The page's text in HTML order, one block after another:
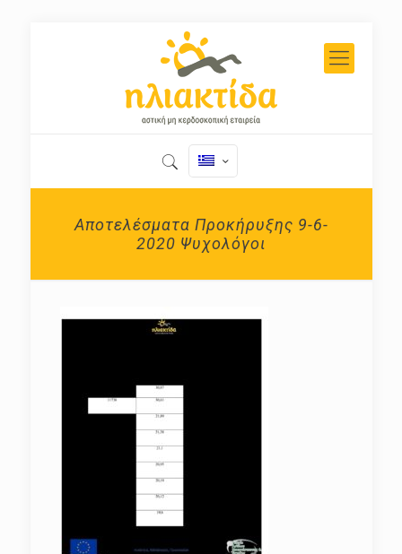
Αποτελέσματα Προκήρυξης 9-6-
2020 Ψυχολόγοι